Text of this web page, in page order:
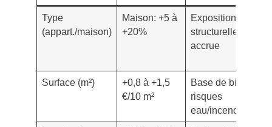
Type
(appart./maison)
Maison: +5 à
+20%
Exposition
structurelle
accrue
Surface (m²)
+0,8 à +1,5
€/10 m²
Base de biens et
risques
eau/incendie